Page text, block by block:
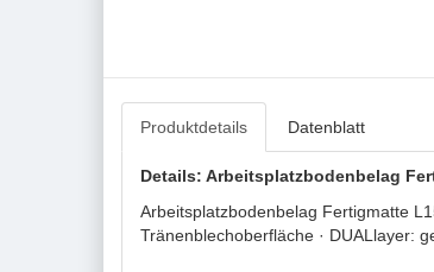
Produktdetails Datenblatt
Details: Arbeitsplatzbodenbelag
Arbeitsplatzbodenbelag Fertigmatte
Tränenblechoberfläche · DUALlayer: